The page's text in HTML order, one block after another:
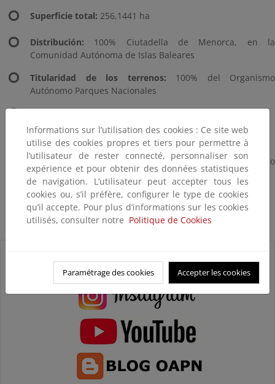
Superficie total: 256,1441 ha
Distribución: 100% Ciutadella de Menorca, en la
Comunidad Autónoma de Islas Baleares
Titularidad de los terrenos: 100% del Organismo
Autónomo Parques Nacionales
Direccion
Centro Administrativo Organismo Autónomo
Parques Nacionales
C/ Hernani 59. Planta Baja 28020 MADRID
Teléfono: 91 546 80 00
Correo electrónico:oapn@oapn.es
Informations sur l’utilisation des cookies : Ce site web
utilise des cookies propres et tiers pour permettre à
l’utilisateur de rester connecté, personnaliser son
expérience et pour obtenir des données statistiques
de navigation. L’utilisateur peut accepter tous les
cookies ou, s’il préfère, configurer le type de cookies
qu’il accepte. Pour plus d’informations sur les cookies
utilisés, consulter notre Politique de Cookies
Paramétrage des cookies Accepter les cookies